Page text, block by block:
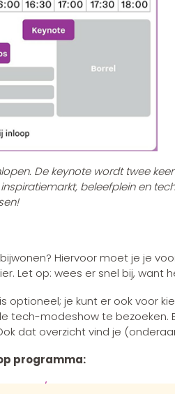
De keynote wordt twee
beleefplein en
Hiervoor moet je je
Let op: wees er snel bij,
optioneel; je kunt er ook voor
tech-modeshow te bezoeken.
dat overzicht vind je
programma:
kennisfestival-onderwijs-